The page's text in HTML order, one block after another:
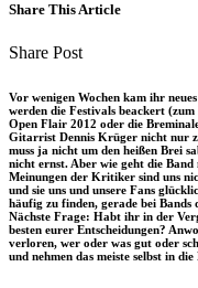
Facebook
to
via
Share This Article
Share PostShare
Facebook
Copy
to
clipboard
Send
via
eMail
Vor wenigen Wochen kam ihr
werden die Festivals beackert
Open Flair 2012 oder die
Gitarrist Dennis Krüger nicht nur
muss ja nicht um den heißen Brei
nicht ernst. Aber wie geht die
Meinungen der Kritiker sind uns
und sie uns und unsere Fans
häufig zu finden, gerade bei Bands
Nächste Frage: Habt ihr in der
besten eurer Entscheidungen?
verloren, wer oder was gut oder
und nehmen das meiste selbst in